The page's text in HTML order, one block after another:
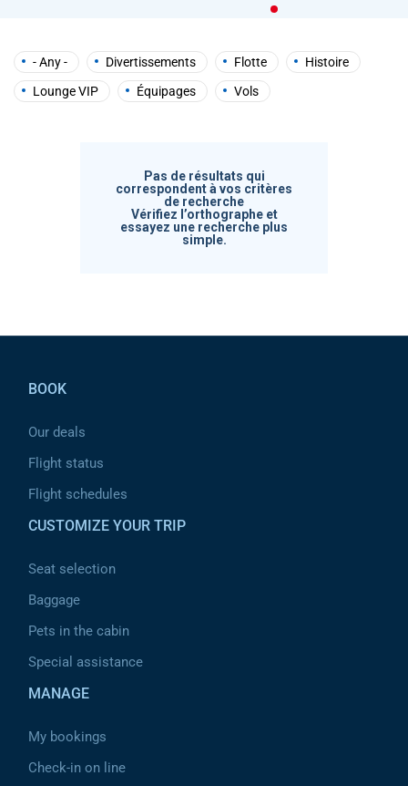
and
interact
with
the
content.
- Any - Divertissements Flotte
Histoire
Lounge VIP
Équipages Vols
Pas de résultats qui
correspondent à vos critères
de recherche
Vérifiez l’orthographe et
essayez une recherche plus
simple.
BOOK
Our deals
Flight status
Flight schedules
CUSTOMIZE YOUR TRIP
Seat selection
Baggage
Pets in the cabin
Special assistance
MANAGE
My bookings
Check-in on line